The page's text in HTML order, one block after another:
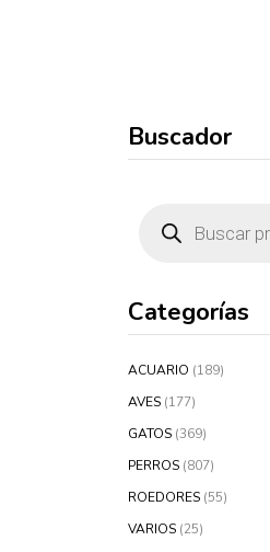
Buscador
productos
Categorías
ACUARIO (189)
AVES (177)
GATOS (369)
PERROS (807)
ROEDORES (55)
VARIOS (25)